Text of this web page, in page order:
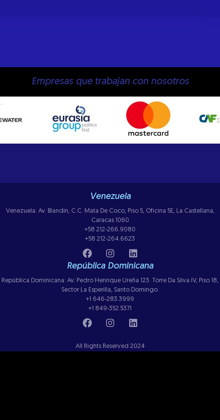
Empresas que trabajan con nosotros
Venezuela
Venezuela: Av. Blandin, C.C. Mata De Coco, Piso 5, Oficina 5E, La Castellana,
Caracas 1060
+58 212-266.9080
+58 212-264.6623
República Dominicana
República Dominicana: Av. Pedro Henrique Ureña 123. Torre Da Silva IV, Piso 18,
Sector La Esperilla, Santo Domingo.
+1 646-283.3999
+1 849-352.5371
All Rights Reserved 2024